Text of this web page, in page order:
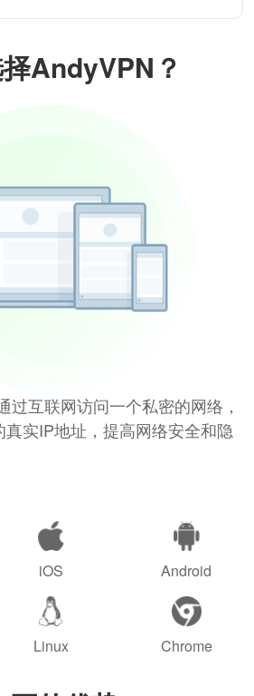
AndyVPN？
过互联网访问一个私密的网络，
实IP地址，提高网络安全和隐
iOS Android
Linux Chrome